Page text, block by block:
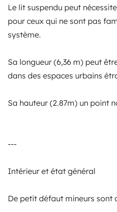
Le lit suspendu peut
pour ceux qui ne sont pas
système.
Sa longueur (6,36 m) peut
dans des espaces urbains
Sa hauteur (2.87m) un point
---
Intérieur et état général
De petit défaut mineurs sont
équipé de 230v alternatif (il
continue) ,il y a un groupe
Furgão transformado
La Teste-de-Buch
5,0Best Owner
A partir de